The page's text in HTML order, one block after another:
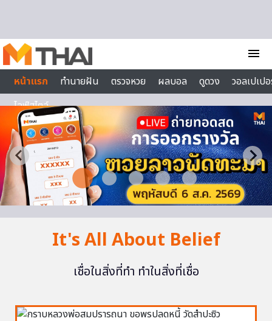
menu
หน้าแรก
ทำนายฝัน ตรวจหวย ผลบอล ดูดวง
วอลเปเป
ไลฟ์สไตล์
It's All About Belief
เชื่อในสิ่งที่ทำ ทำในสิ่งที่เชื่อ